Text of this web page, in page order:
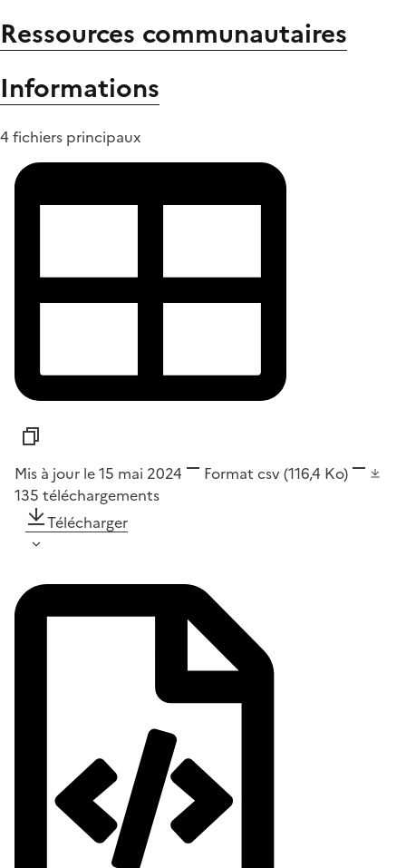
Ressources communautaires
Informations
4 fichiers principaux
Mis à jour le 15 mai 2024 Format csv(116,4 Ko)
135 téléchargements
Télécharger